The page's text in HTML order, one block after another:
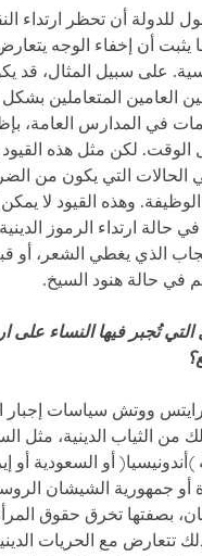
للدولة أن تحظر ارتداء
يثبت أن إخفاء الوجه
على سبيل المثال، قد
العامين المتعاملين
في المدارس العامة،
لكن مثل هذه
التي يكون من
الوظيفة. وهذه القيود لا
حالة ارتداء الرموز
الذي يغطي الشعر، أو
في حالة هنود السيخ.
تُجبر فيها النساء على
ووتش سياسات إجبار
من الثياب الدينية، مثل
أو السعودية أو
أو جمهورية الشيشان
بصفتها تخرق حقوق
تتعارض مع الحريات